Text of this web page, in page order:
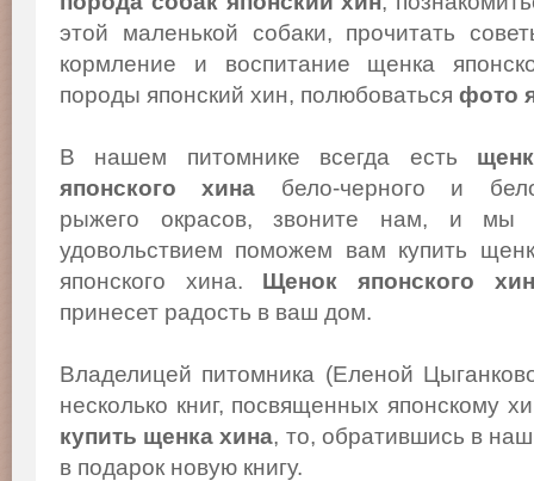
этой маленькой собаки, прочитать
кормление и воспитание щенка
породы японский хин, полюбоваться фото
В нашем питомнике всегда есть
японского хина бело-черного и
рыжего окрасов, звоните нам, и мы
удовольствием поможем вам купить
японского хина. Щенок японского
принесет радость в ваш дом.
Владелицей питомника (Еленой
несколько книг, посвященных японскому
купить щенка хина, то, обратившись в
в подарок новую книгу.